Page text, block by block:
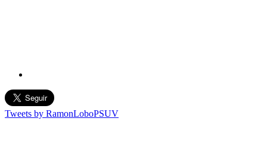
Tweets by RamonLoboPSUV